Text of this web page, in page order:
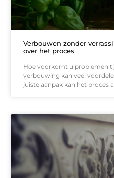
Verbouwen zonder
over het proces
Hoe voorkomt u problemen
verbouwing kan veel
juiste aanpak kan het proces